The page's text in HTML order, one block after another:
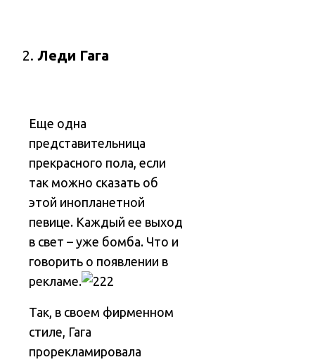
Леди Гага
Еще одна
представительница
прекрасного пола, если
так можно сказать об
этой инопланетной
певице. Каждый ее выход
в свет – уже бомба. Что и
говорить о появлении в
рекламе.
Так, в своем фирменном
стиле, Гага
прорекламировала